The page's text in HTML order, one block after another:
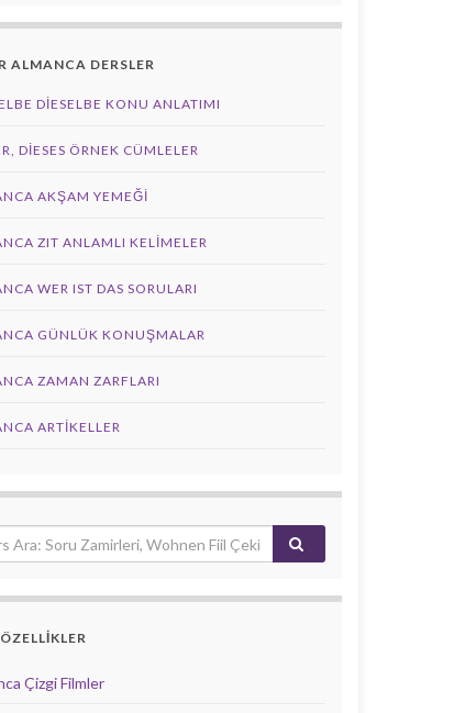
ALMANCA DERSLER
DIESELBE KONU ANLATIMI
DIESES ÖRNEK CÜMLELER
AKŞAM YEMEĞI
ZIT ANLAMLI KELIMELER
WER IST DAS SORULARI
GÜNLÜK KONUŞMALAR
ZAMAN ZARFLARI
ARTIKELLER
Çizgi Filmler